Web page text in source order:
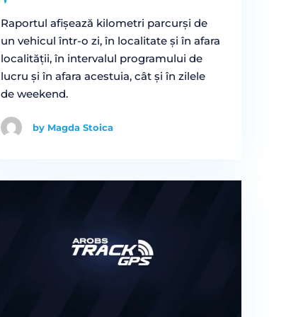
Raportul afișează kilometri parcurși de
un vehicul într-o zi, în localitate și în afara
localității, în intervalul programului de
lucru și în afara acestuia, cât și în zilele
de weekend.
by Magda Stoica